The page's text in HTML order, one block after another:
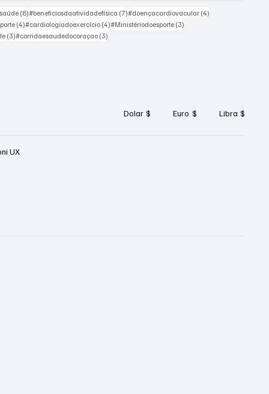
(8)8 posts
#beneficiosdaatividadefísica (7)7 posts
#doençacardiovacular (4)
(4)4 posts
#cardiologiadoexercício (4)4 posts
#Ministériodoesporte (3)
(3)3 posts
#corridaesaudedocoraçao (3)
Dolar $ Euro $ Libra $
UX